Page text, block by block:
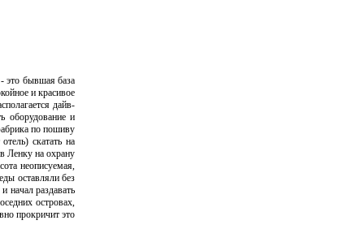
это бывшая база
и красивое
дайв-
оборудование и
по пошиву
скатать на
Ленку на охрану
неописуемая,
оставляли без
начал раздавать
островах,
прокричит это